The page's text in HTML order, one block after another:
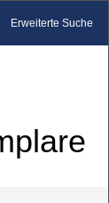
Erweiterte Suche